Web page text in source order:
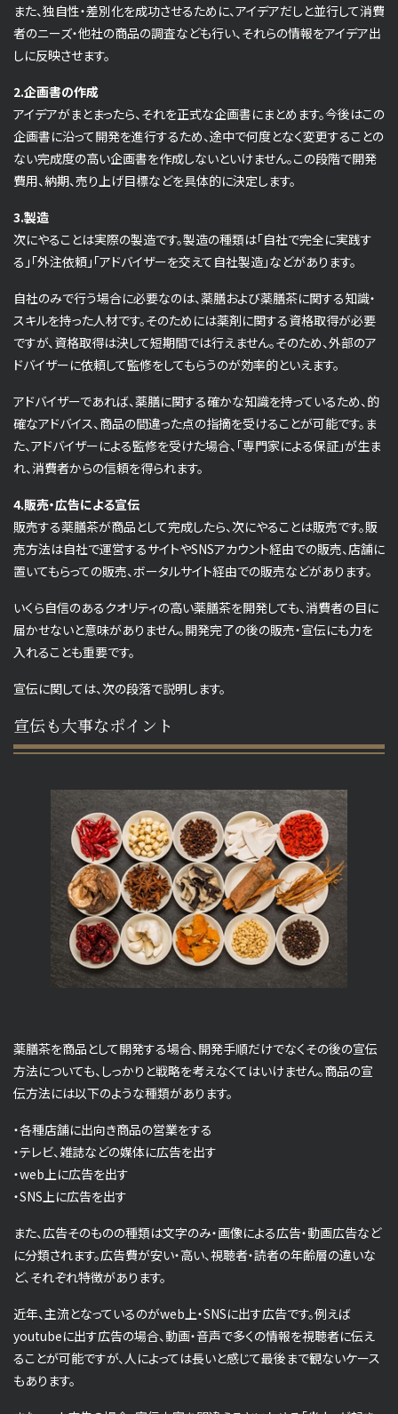
また、独自性・差別化を成功させるために、アイデアだしと並行して消費
者のニーズ・他社の商品の調査なども行い、それらの情報をアイデア出
しに反映させます。
2.企画書の作成
アイデアがまとまったら、それを正式な企画書にまとめます。今後はこの
企画書に沿って開発を進行するため、途中で何度となく変更することの
ない完成度の高い企画書を作成しないといけません。この段階で開発
費用、納期、売り上げ目標などを具体的に決定します。
3.製造
次にやることは実際の製造です。製造の種類は「自社で完全に実践す
る」「外注依頼」「アドバイザーを交えて自社製造」などがあります。
自社のみで行う場合に必要なのは、薬膳および薬膳茶に関する知識・
スキルを持った人材です。そのためには薬剤に関する資格取得が必要
ですが、資格取得は決して短期間では行えません。そのため、外部のア
ドバイザーに依頼して監修をしてもらうのが効率的といえます。
アドバイザーであれば、薬膳に関する確かな知識を持っているため、的
確なアドバイス、商品の間違った点の指摘を受けることが可能です。ま
た、アドバイザーによる監修を受けた場合、「専門家による保証」が生ま
れ、消費者からの信頼を得られます。
4.販売・広告による宣伝
販売する薬膳茶が商品として完成したら、次にやることは販売です。販
売方法は自社で運営するサイトやSNSアカウント経由での販売、店舗に
置いてもらっての販売、ボータルサイト経由での販売などがあります。
いくら自信のあるクオリティの高い薬膳茶を開発しても、消費者の目に
届かせないと意味がありません。開発完了の後の販売・宣伝にも力を
入れることも重要です。
宣伝に関しては、次の段落で説明します。
宣伝も大事なポイント
薬膳茶を商品として開発する場合、開発手順だけでなくその後の宣伝
方法についても、しっかりと戦略を考えなくてはいけません。商品の宣
伝方法には以下のような種類があります。
・各種店舗に出向き商品の営業をする
・テレビ、雑誌などの媒体に広告を出す
・web上に広告を出す
・SNS上に広告を出す
また、広告そのものの種類は文字のみ・画像による広告・動画広告など
に分類されます。広告費が安い・高い、視聴者・読者の年齢層の違いな
ど、それぞれ特徴があります。
近年、主流となっているのがweb上・SNSに出す広告です。例えば
youtubeに出す広告の場合、動画・音声で多くの情報を視聴者に伝え
ることが可能ですが、人によっては長いと感じて最後まで観ないケース
もあります。